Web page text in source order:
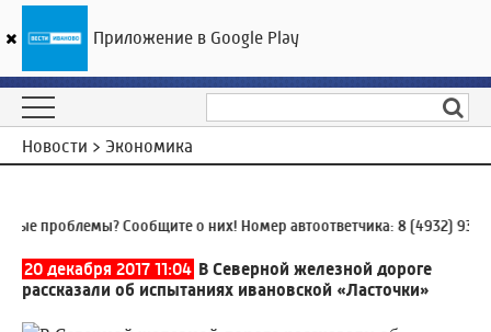
ГТРК «Ивтелерадио»
Новости > Экономика
проблемы? Сообщите о них! Номер автоответчика:8 (4932) 930-930
20 декабря 2017 11:04 В Северной железной дороге
рассказали об испытаниях ивановской «Ласточки»
Приложение в Google Play